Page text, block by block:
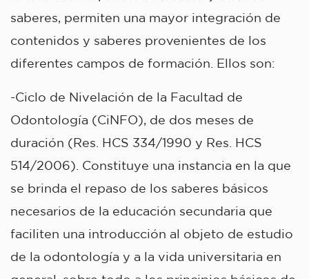
saberes, permiten una mayor integración de
contenidos y saberes provenientes de los
diferentes campos de formación. Ellos son:
-Ciclo de Nivelación de la Facultad de
Odontología (CiNFO), de dos meses de
duración (Res. HCS 334/1990 y Res. HCS
514/2006). Constituye una instancia en la que
se brinda el repaso de los saberes básicos
necesarios de la educación secundaria que
faciliten una introducción al objeto de estudio
de la odontología y a la vida universitaria en